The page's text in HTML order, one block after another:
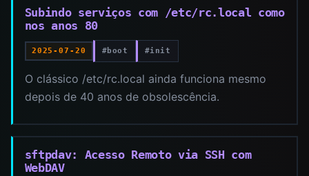
Subindo serviços com /etc/rc.local como
nos anos 80
2025-07-20 #boot #init
O clássico /etc/rc.local ainda funciona mesmo
depois de 40 anos de obsolescência.
sftpdav: Acesso Remoto via SSH com
WebDAV